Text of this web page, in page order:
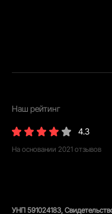
Наш рейтинг
4.3
На основании 2021 отзывов
УНП 591024183,